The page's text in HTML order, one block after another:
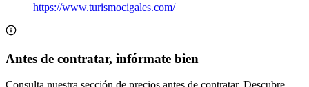
https://www.turismocigales.com/
Antes de contratar, infórmate bien